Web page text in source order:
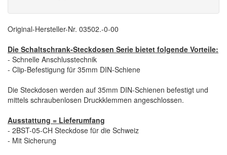
Original-Hersteller-Nr. 03502.-0-00
Die Schaltschrank-Steckdosen Serie bietet folgende Vorteile:
- Schnelle Anschlusstechnik
- Clip-Befestigung für 35mm DIN-Schiene
Die Steckdosen werden auf 35mm DIN-Schienen befestigt und
mittels schraubenlosen Druckklemmen angeschlossen.
Ausstattung = Lieferumfang
- 2BST-05-CH Steckdose für die Schweiz
- Mit Sicherung